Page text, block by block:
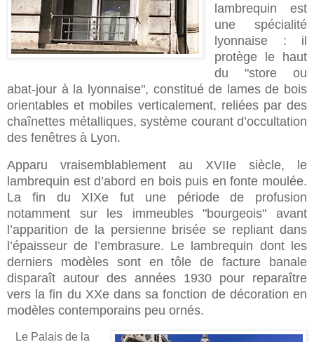
lambrequin est
une spécialité
lyonnaise : il
protège le haut
du "store ou
abat-jour à la lyonnaise", constitué de lames de bois
orientables et mobiles verticalement, reliées par des
chaînettes métalliques, système courant d’occultation
des fenêtres à Lyon.
Apparu vraisemblablement au XVIIe siècle, le
lambrequin est d’abord en bois puis en fonte moulée.
La fin du XIXe fut une période de profusion
notamment sur les immeubles "bourgeois" avant
l’apparition de la persienne brisée se repliant dans
l’épaisseur de l’embrasure. Le lambrequin dont les
derniers modèles sont en tôle de facture banale
disparaît autour des années 1930 pour reparaître
vers la fin du XXe dans sa fonction de décoration en
modèles contemporains peu ornés.
Le Palais de la